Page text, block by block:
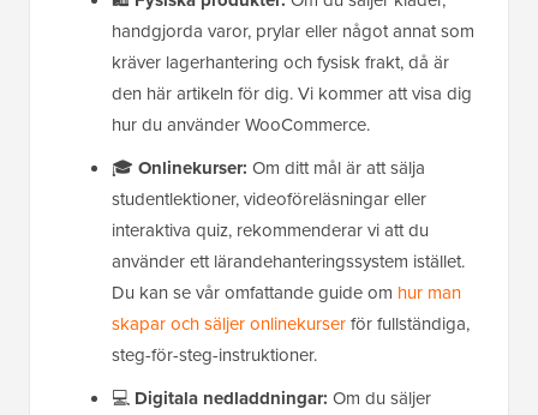
handgjorda varor, prylar eller något annat som
kräver lagerhantering och fysisk frakt, då är
den här artikeln för dig. Vi kommer att visa dig
hur du använder WooCommerce.
🎓 Onlinekurser: Om ditt mål är att sälja
studentlektioner, videoföreläsningar eller
interaktiva quiz, rekommenderar vi att du
använder ett lärandehanteringssystem istället.
Du kan se vår omfattande guide om hur man
skapar och säljer onlinekurserför fullständiga,
steg-för-steg-instruktioner.
💻 Digitala nedladdningar: Om du säljer